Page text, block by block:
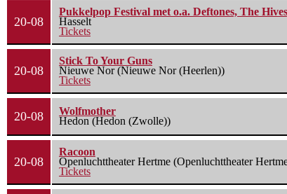
20-08
Pukkelpop Festival met o.a. Deftones, The
Hasselt
Tickets
20-08
Stick To Your Guns
Nieuwe Nor (Nieuwe Nor (Heerlen))
Tickets
20-08
Wolfmother
Hedon (Hedon (Zwolle))
20-08
Racoon
Openluchttheater Hertme (Openluchttheater
Tickets